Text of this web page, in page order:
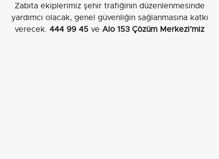
Zabıta ekiplerimiz şehir trafiğinin düzenlenmesinde
yardımcı olacak, genel güvenliğin sağlanmasına katkı
verecek. 444 99 45 ve Alo 153 Çözüm Merkezi’miz